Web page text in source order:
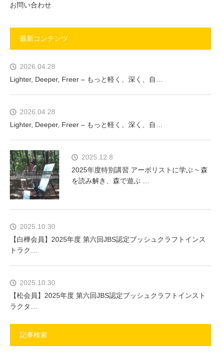
お問い合わせ
最新コンテンツ
2026.04.28
Lighter, Deeper, Freer – もっと軽く、深く、自…
2026.04.28
Lighter, Deeper, Freer – もっと軽く、深く、自…
2025.12.8
2025年度特別講習 アーボリストに学ぶ ~ 森
を読み解き、森で遊ぶ …
2025.10.30
【白樺会員】2025年度 第六回JBS認定ブッシュクラフトインス
トラク…
2025.10.30
【松会員】2025年度 第六回JBS認定ブッシュクラフトインスト
ラクタ…
記事検索